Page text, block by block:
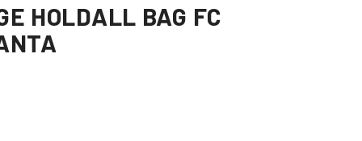
HOLDALL BAG FC